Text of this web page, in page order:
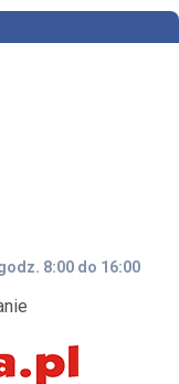
8:00 do 16:00